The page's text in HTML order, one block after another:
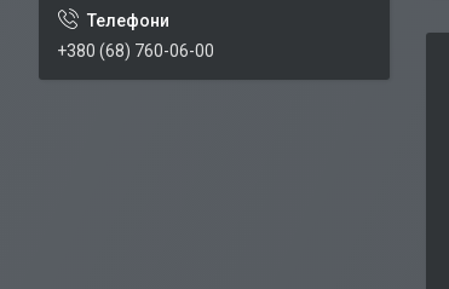
+380 (68) 760-06-00